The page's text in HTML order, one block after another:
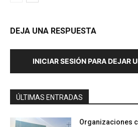
DEJA UNA RESPUESTA
INICIAR SESIÓN PARA DEJAR
ÚLTIMAS ENTRADAS
Organizaciones